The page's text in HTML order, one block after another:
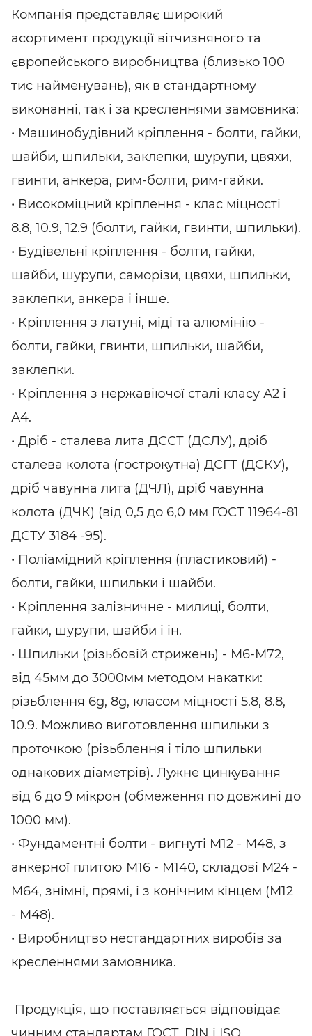
Компанія представляє широкий
асортимент продукції вітчизняного та
європейського виробництва (близько 100
тис найменувань), як в стандартному
виконанні, так і за кресленнями замовника:
• Машинобудівний кріплення - болти, гайки,
шайби, шпильки, заклепки, шурупи, цвяхи,
гвинти, анкера, рим-болти, рим-гайки.
• Високоміцний кріплення - клас міцності
8.8, 10.9, 12.9 (болти, гайки, гвинти, шпильки).
• Будівельні кріплення - болти, гайки,
шайби, шурупи, саморізи, цвяхи, шпильки,
заклепки, анкера і інше.
• Кріплення з латуні, міді та алюмінію -
болти, гайки, гвинти, шпильки, шайби,
заклепки.
• Кріплення з нержавіючої сталі класу А2 і
А4.
• Дріб - сталева лита ДССТ (ДСЛУ), дріб
сталева колота (гострокутна) ДСГТ (ДСКУ),
дріб чавунна лита (ДЧЛ), дріб чавунна
колота (ДЧК) (від 0,5 до 6,0 мм ГОСТ 11964-81
ДСТУ 3184 -95).
• Поліамідний кріплення (пластиковий) -
болти, гайки, шпильки і шайби.
• Кріплення залізничне - милиці, болти,
гайки, шурупи, шайби і ін.
• Шпильки (різьбовій стрижень) - М6-М72,
від 45мм до 3000мм методом накатки:
різьблення 6g, 8g, класом міцності 5.8, 8.8,
10.9. Можливо виготовлення шпильки з
проточкою (різьблення і тіло шпильки
однакових діаметрів). Лужне цинкування
від 6 до 9 мікрон (обмеження по довжині до
1000 мм).
• Фундаментні болти - вигнуті М12 - М48, з
анкерної плитою М16 - М140, складові М24 -
М64, знімні, прямі, і з конічним кінцем (М12
- М48).
• Виробництво нестандартних виробів за
кресленнями замовника.
Продукція, що поставляється відповідає